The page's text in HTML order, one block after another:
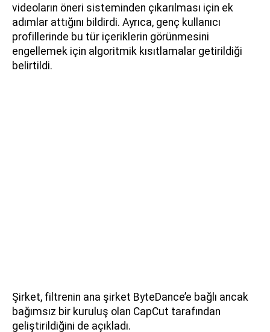
videoların öneri sisteminden çıkarılması için ek
adımlar attığını bildirdi. Ayrıca, genç kullanıcı
profillerinde bu tür içeriklerin görünmesini
engellemek için algoritmik kısıtlamalar getirildiği
belirtildi.
Şirket, filtrenin ana şirket ByteDance’e bağlı ancak
bağımsız bir kuruluş olan CapCut tarafından
geliştirildiğini de açıkladı.